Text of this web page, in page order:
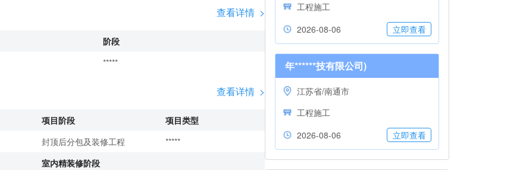
查看详情 >
阶段
*****
查看详情 >
项目阶段
项目类型
封顶后分包及装修工程
*****
室内精装修阶段
工程施工
2026-08-06
立即查看
年******技有限公司)
江苏省/南通市
工程施工
2026-08-06
立即查看